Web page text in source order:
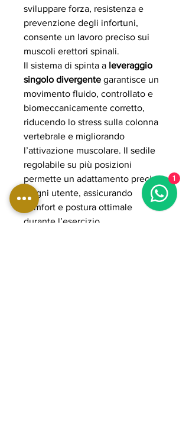
sviluppare forza, resistenza e
prevenzione degli infortuni,
consente un lavoro preciso sui
muscoli erettori spinali.
Il sistema di spinta a leveraggio
singolo divergente garantisce un
movimento fluido, controllato e
biomeccanicamente corretto,
riducendo lo stress sulla colonna
vertebrale e migliorando
l’attivazione muscolare. Il sedile
regolabile su più posizioni
permette un adattamento preciso
a ogni utente, assicurando
comfort e postura ottimale
durante l’esercizio.
1